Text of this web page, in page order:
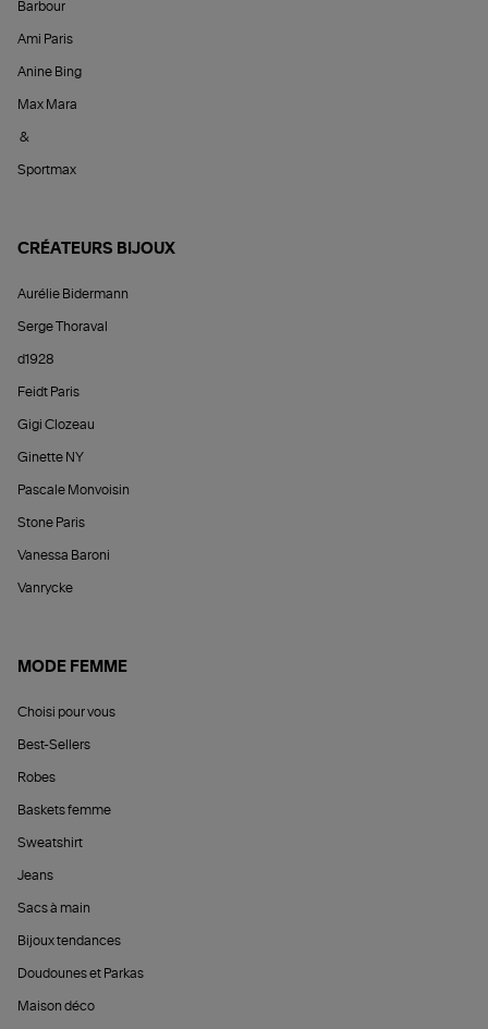
Barbour
Ami Paris
Anine Bing
Max Mara
&
Sportmax
CRÉATEURS BIJOUX
Aurélie Bidermann
Serge Thoraval
d1928
Feidt Paris
Gigi Clozeau
Ginette NY
Pascale Monvoisin
Stone Paris
Vanessa Baroni
Vanrycke
MODE FEMME
Choisi pour vous
Best-Sellers
Robes
Baskets femme
Sweatshirt
Jeans
Sacs à main
Bijoux tendances
Doudounes et Parkas
Maison déco